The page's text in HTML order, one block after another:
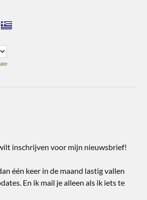
inschrijven voor mijn nieuwsbrief!
één keer in de maand lastig vallen
En ik mail je alleen als ik iets te